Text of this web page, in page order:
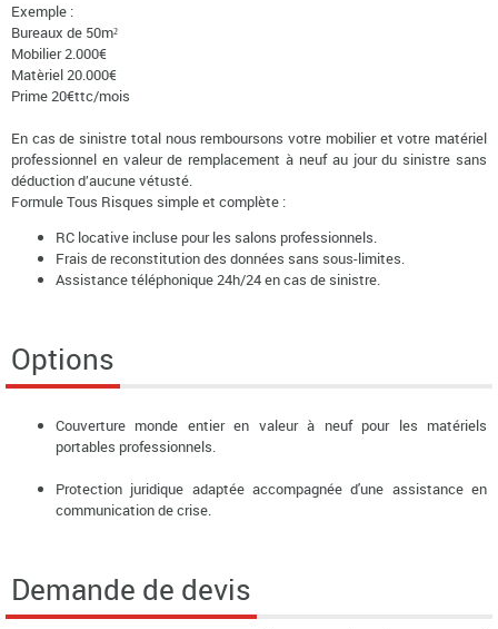
Exemple :
Bureaux de 50m²
Mobilier 2.000€
Matèriel 20.000€
Prime 20€ttc/mois
En cas de sinistre total nous remboursons votre mobilier et votre matériel
professionnel en valeur de remplacement à neuf au jour du sinistre sans
déduction d’aucune vétusté.
Formule Tous Risques simple et complète :
RC locative incluse pour les salons professionnels.
Frais de reconstitution des données sans sous-limites.
Assistance téléphonique 24h/24 en cas de sinistre.
Options
Couverture monde entier en valeur à neuf pour les matériels
portables professionnels.
Protection juridique adaptée accompagnée d'une assistance en
communication de crise.
Demande de devis